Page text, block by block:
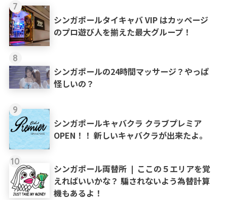
7
シンガポールタイキャバ VIP はカッページ
のプロ遊び人を揃えた最大グループ！
8
シンガポールの24時間マッサージ？やっぱ
怪しいの？
9
シンガポールキャバクラ クラブプレミア
OPEN！！ 新しいキャバクラが出来たよ。
10
シンガポール両替所 ❘ ここの５エリアを覚
えればいいかな？ 騙されないよう為替計算
機もあるよ！